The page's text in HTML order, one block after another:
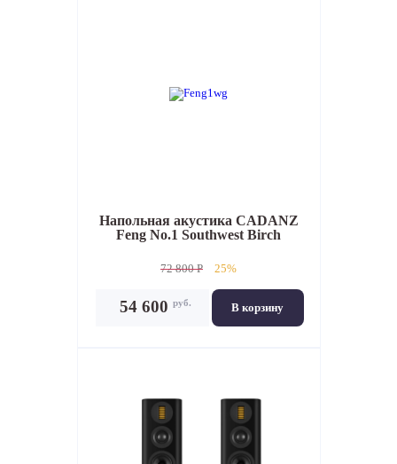
Напольная акустикаCADANZ
Feng No.1 Southwest Birch
72 800 P 25%
В корзину
54 600 руб.